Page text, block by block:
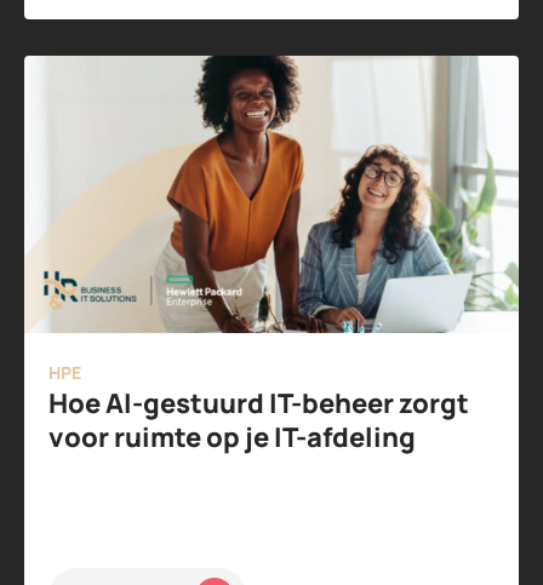
HPE
Hoe AI-gestuurd IT-beheer zorgt
voor ruimte op je IT-afdeling